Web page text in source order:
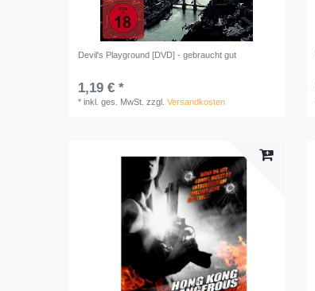
Devil's Playground [DVD] - gebraucht gut
1,19 € *
*inkl. ges. MwSt. zzgl.Versandkosten